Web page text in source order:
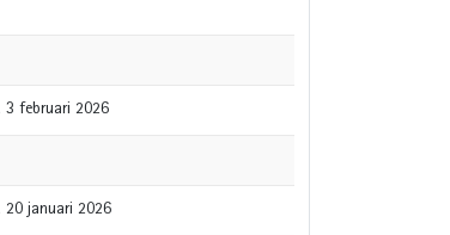
3 februari 2026
20 januari 2026